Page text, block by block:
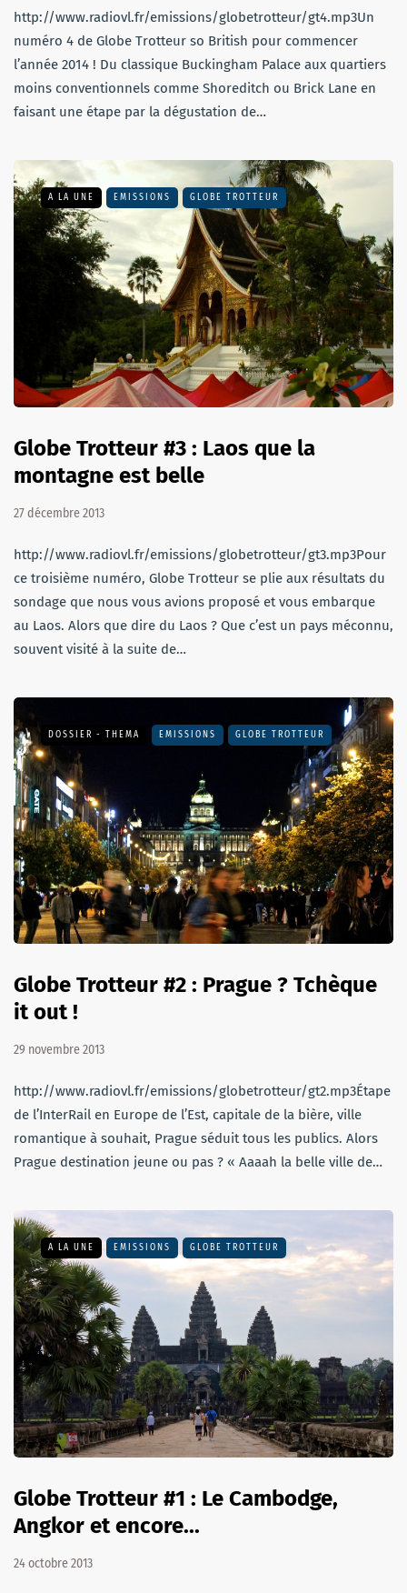
http://www.radiovl.fr/emissions/globetrotteur/gt4.mp3Un
numéro 4 de Globe Trotteur so British pour commencer
l’année 2014 ! Du classique Buckingham Palace aux quartiers
moins conventionnels comme Shoreditch ou Brick Lane en
faisant une étape par la dégustation de…
A LA UNE EMISSIONS GLOBE TROTTEUR
Globe Trotteur #3 : Laos que la
montagne est belle
27 décembre 2013
http://www.radiovl.fr/emissions/globetrotteur/gt3.mp3Pour
ce troisième numéro, Globe Trotteur se plie aux résultats du
sondage que nous vous avions proposé et vous embarque
au Laos. Alors que dire du Laos ? Que c’est un pays méconnu,
souvent visité à la suite de…
DOSSIER - THEMA EMISSIONS GLOBE TROTTEUR
Globe Trotteur #2 : Prague ? Tchèque
it out !
29 novembre 2013
http://www.radiovl.fr/emissions/globetrotteur/gt2.mp3Étape
de l’InterRail en Europe de l’Est, capitale de la bière, ville
romantique à souhait, Prague séduit tous les publics. Alors
Prague destination jeune ou pas ? « Aaaah la belle ville de…
A LA UNE EMISSIONS GLOBE TROTTEUR
Globe Trotteur #1 : Le Cambodge,
Angkor et encore...
24 octobre 2013